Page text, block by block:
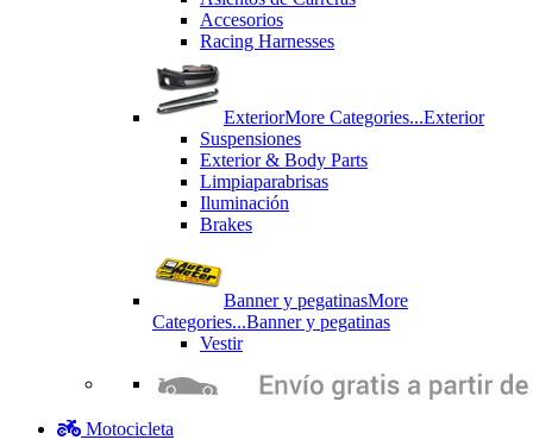
Accesorios
Racing Harnesses
ExteriorMore Categories...Exterior
Suspensiones
Exterior & Body Parts
Limpiaparabrisas
Iluminación
Brakes
Banner y pegatinasMore
Categories...Banner y pegatinas
Vestir
Motocicleta